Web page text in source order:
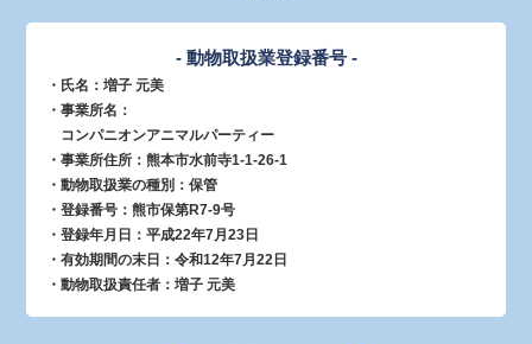
- 動物取扱業登録番号 -
・氏名：増子 元美
・事業所名：
コンパニオンアニマルパーティー
・事業所住所：熊本市水前寺1-1-26-1
・動物取扱業の種別：保管
・登録番号：熊市保第R7-9号
・登録年月日：平成22年7月23日
・有効期間の末日：令和12年7月22日
・動物取扱責任者：増子 元美